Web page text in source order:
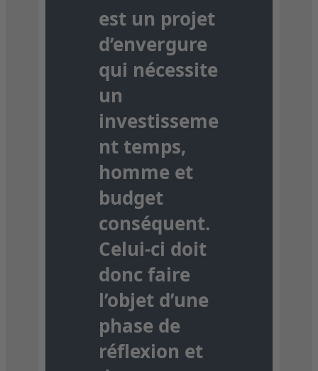
est un projet
d’envergure
qui nécessite
un
investisseme
nt temps,
homme et
budget
conséquent.
Celui-ci doit
donc faire
l’objet d’une
phase de
réflexion et